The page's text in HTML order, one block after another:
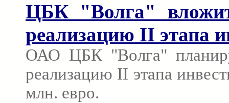
ЦБК "Волга"
реализацию II этапа
ОАО ЦБК "Волга"
реализацию II этапа
млн. евро.